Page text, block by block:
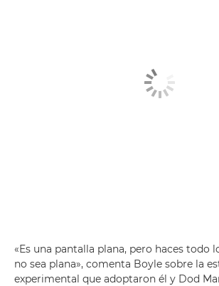
«Es una pantalla plana, pero haces todo
no sea plana», comenta Boyle sobre la
experimental que adoptaron él y Dod